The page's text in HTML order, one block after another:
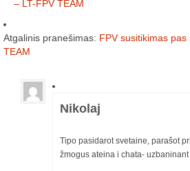
2016 trečių lenktynių
Minikopterių lenktynių
Lėktuvų trasa, vietovė
– LT-FPV TEAM
Atgalinis pranešimas: FPV susitikimas
TEAM
Nikolaj
Tipo pasidarot svetaine, parašot
žmogus ateina i chata-